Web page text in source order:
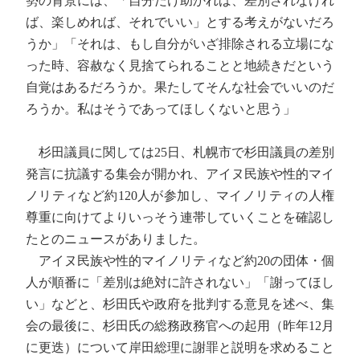
ば、楽しめれば、それでいい」とする考えがないだろ
うか」「それは、もし自分がいざ排除される立場にな
った時、容赦なく見捨てられることと地続きだという
自覚はあるだろうか。果たしてそんな社会でいいのだ
ろうか。私はそうであってほしくないと思う」
杉田議員に関しては25日、札幌市で杉田議員の差別
発言に抗議する集会が開かれ、アイヌ民族や性的マイ
ノリティなど約120人が参加し、マイノリティの人権
尊重に向けてよりいっそう連帯していくことを確認し
たとのニュースがありました。
アイヌ民族や性的マイノリティなど約20の団体・個
人が順番に「差別は絶対に許されない」「謝ってほし
い」などと、杉田氏や政府を批判する意見を述べ、集
会の最後に、杉田氏の総務政務官への起用（昨年12月
に更迭）について岸田総理に謝罪と説明を求めること